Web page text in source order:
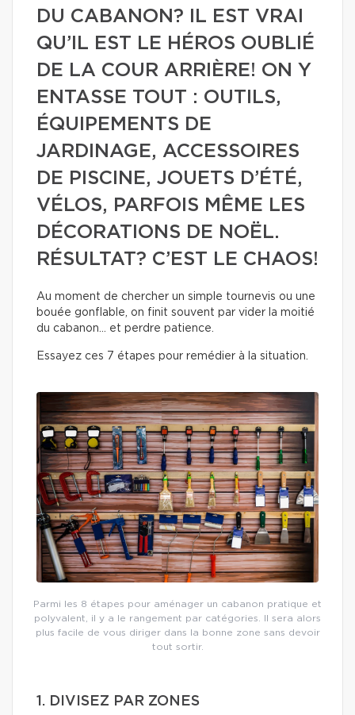
DU CABANON? IL EST VRAI
QU’IL EST LE HÉROS OUBLIÉ
DE LA COUR ARRIÈRE! ON Y
ENTASSE TOUT : OUTILS,
ÉQUIPEMENTS DE
JARDINAGE, ACCESSOIRES
DE PISCINE, JOUETS D’ÉTÉ,
VÉLOS, PARFOIS MÊME LES
DÉCORATIONS DE NOËL.
RÉSULTAT? C’EST LE CHAOS!
Au moment de chercher un simple tournevis ou une
bouée gonflable, on finit souvent par vider la moitié
du cabanon… et perdre patience.
Essayez ces 7 étapes pour remédier à la situation.
Parmi les 8 étapes pour aménager un cabanon pratique et
polyvalent, il y a le rangement par catégories. Il sera alors
plus facile de vous diriger dans la bonne zone sans devoir
tout sortir.
1. DIVISEZ PAR ZONES